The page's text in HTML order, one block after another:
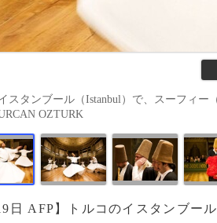
スタンブール（Istanbul）で、スーフィー
OZTURK
日 AFP】トルコのイスタンブー